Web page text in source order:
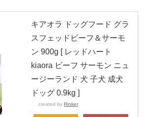
キアオラ ドッグフード グラ
スフェッドビーフ＆サーモ
ン 900g [ レッドハート
kiaora ビーフ サーモン ニュ
ージーランド 犬 子犬 成犬
ドッグ 0.9kg ]
created by Rinker